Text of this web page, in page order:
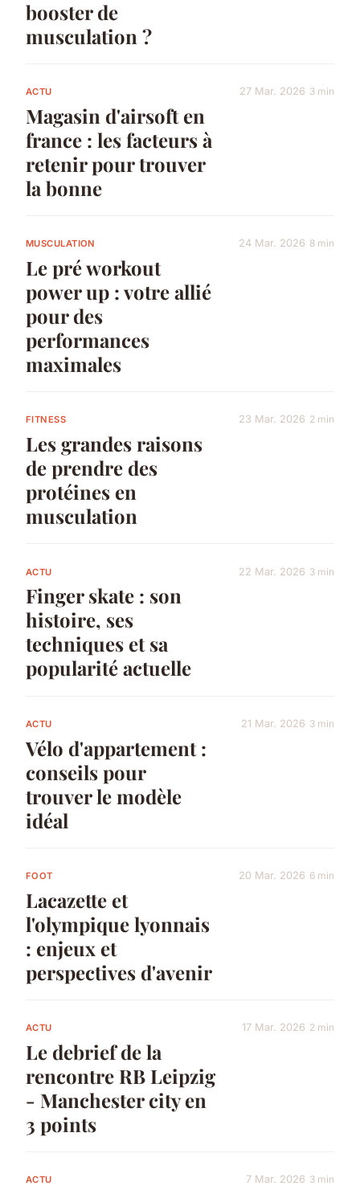
booster de
musculation ?
ACTU
Magasin d'airsoft en
france : les facteurs à
retenir pour trouver
la bonne
27 Mar. 2026 3 min
MUSCULATION
Le pré workout
power up : votre allié
pour des
performances
maximales
24 Mar. 2026 8 min
FITNESS
Les grandes raisons
de prendre des
protéines en
musculation
23 Mar. 2026 2 min
ACTU
Finger skate : son
histoire, ses
techniques et sa
popularité actuelle
22 Mar. 2026 3 min
ACTU
Vélo d'appartement :
conseils pour
trouver le modèle
idéal
21 Mar. 2026 3 min
FOOT
Lacazette et
l'olympique lyonnais
: enjeux et
perspectives d'avenir
20 Mar. 2026 6 min
ACTU
Le debrief de la
rencontre RB Leipzig
- Manchester city en
3 points
17 Mar. 2026 2 min
ACTU 7 Mar. 2026 3 min